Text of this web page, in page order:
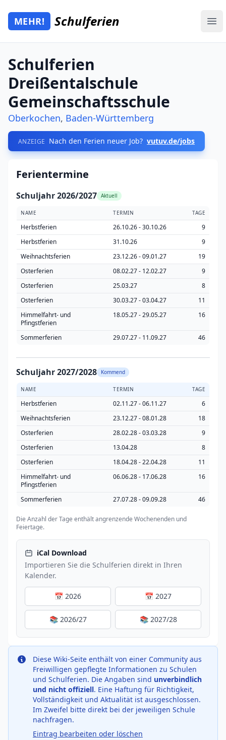
Zum Hauptinhalt springen
Mehr Schulferien
MEHR! Schulferien
Schulferien
Dreißentalschule
Gemeinschaftsschule
Oberkochen, Baden-Württemberg
ANZEIGE Nach den Ferien neuer Job? vutuv.de/jobs
Ferientermine
Schuljahr 2026/2027 Aktuell
NAME TERMIN TAGE
Herbstferien 26.10.26 - 30.10.26
9
Herbstferien
31.10.26
9
Weihnachtsferien
23.12.26 - 09.01.27
19
Osterferien
08.02.27 - 12.02.27
9
Osterferien
25.03.27
8
Osterferien
30.03.27 - 03.04.27
11
Himmelfahrt- und
Pfingstferien
18.05.27 - 29.05.27 16
Sommerferien 29.07.27 - 11.09.27 46
Schuljahr 2027/2028 Kommend
NAME TERMIN TAGE
Herbstferien 02.11.27 - 06.11.27
6
Weihnachtsferien
23.12.27 - 08.01.28
18
Osterferien
28.02.28 - 03.03.28
9
Osterferien
13.04.28
8
Osterferien
18.04.28 - 22.04.28
11
Himmelfahrt- und
Pfingstferien
06.06.28 - 17.06.28 16
Sommerferien 27.07.28 - 09.09.28 46
Die Anzahl der Tage enthält angrenzende Wochenenden und
Feiertage.
iCal Download
Importieren Sie die Schulferien direkt in Ihren
Kalender.
📅 2026 📅 2027
📚 2026/27 📚 2027/28
Diese Wiki-Seite enthält von einer Community aus
Freiwilligen gepflegte Informationen zu Schulen
und Schulferien. Die Angaben sind unverbindlich
und nicht offiziell. Eine Haftung für Richtigkeit,
Vollständigkeit und Aktualität ist ausgeschlossen.
Im Zweifel bitte direkt bei der jeweiligen Schule
nachfragen.
Eintrag bearbeiten oder löschen